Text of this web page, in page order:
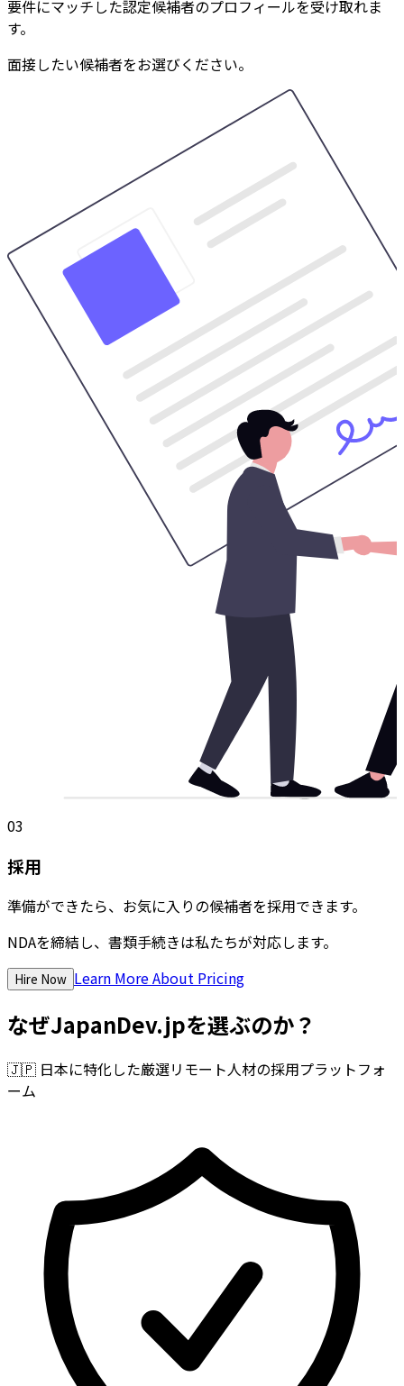
要件にマッチした認定候補者のプロフィールを受け取れま
す。
面接したい候補者をお選びください。
03
採用
準備ができたら、お気に入りの候補者を採用できます。
NDAを締結し、書類手続きは私たちが対応します。
Hire Now Learn More About Pricing
なぜJapanDev.jpを選ぶのか？
🇯🇵 日本に特化した厳選リモート人材の採用プラットフォ
ーム